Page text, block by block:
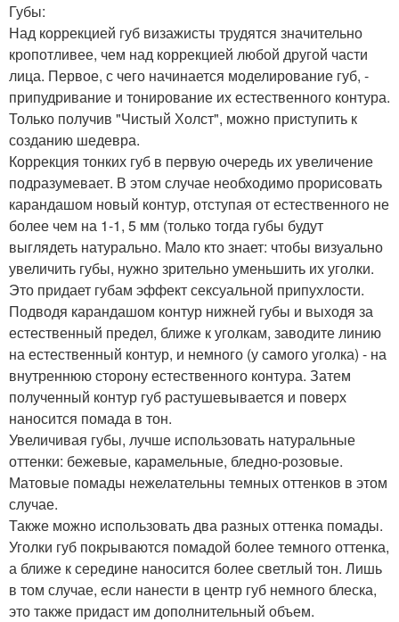
Губы:
Над коррекцией губ визажисты трудятся значительно
кропотливее, чем над коррекцией любой другой части
лица. Первое, с чего начинается моделирование губ, -
припудривание и тонирование их естественного контура.
Только получив "Чистый Холст", можно приступить к
созданию шедевра.
Коррекция тонких губ в первую очередь их увеличение
подразумевает. В этом случае необходимо прорисовать
карандашом новый контур, отступая от естественного не
более чем на 1-1, 5 мм (только тогда губы будут
выглядеть натурально. Мало кто знает: чтобы визуально
увеличить губы, нужно зрительно уменьшить их уголки.
Это придает губам эффект сексуальной припухлости.
Подводя карандашом контур нижней губы и выходя за
естественный предел, ближе к уголкам, заводите линию
на естественный контур, и немного (у самого уголка) - на
внутреннюю сторону естественного контура. Затем
полученный контур губ растушевывается и поверх
наносится помада в тон.
Увеличивая губы, лучше использовать натуральные
оттенки: бежевые, карамельные, бледно-розовые.
Матовые помады нежелательны темных оттенков в этом
случае.
Также можно использовать два разных оттенка помады.
Уголки губ покрываются помадой более темного оттенка,
а ближе к середине наносится более светлый тон. Лишь
в том случае, если нанести в центр губ немного блеска,
это также придаст им дополнительный объем.